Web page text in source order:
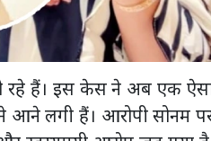
रहे हैं। इस केस ने अब एक
आने लगी हैं। आरोपी सोनम